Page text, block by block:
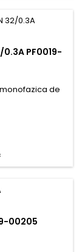
0.3A PF0019-
de
00205